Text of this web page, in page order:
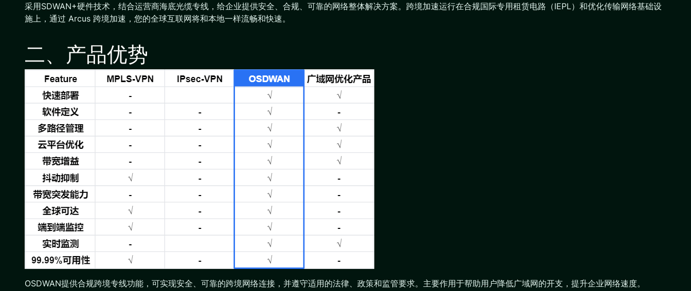
采用SDWAN+硬件技术，结合运营商海底光缆专线，给企业提供安全、合规、可靠的网络整体解决方案。跨境加速运行在合规国际专用租赁电路（IEPL）和优化传输网络基础设
施上，通过 Arcus 跨境加速，您的全球互联网将和本地一样流畅和快速。
二、产品优势
OSDWAN提供合规跨境专线功能，可实现安全、可靠的跨境网络连接，并遵守适用的法律、政策和监管要求。主要作用于帮助用户降低广域网的开支，提升企业网络速度。